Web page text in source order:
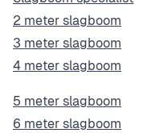
2 meter slagboom
3 meter slagboom
4 meter slagboom
5 meter slagboom
6 meter slagboom